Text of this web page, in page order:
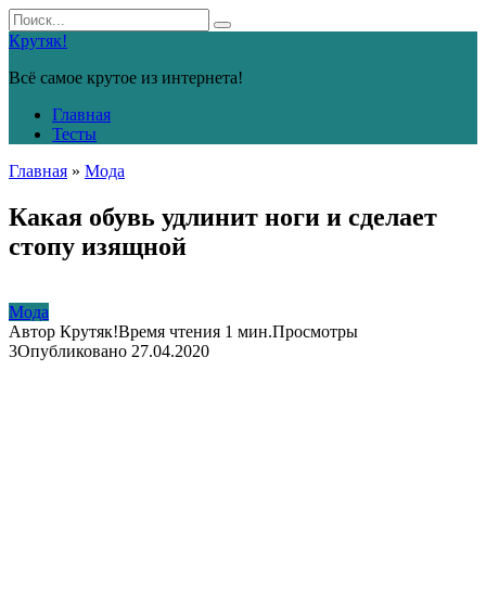
Перейти
к
контенту
Search
for:
Крутяк!
Всё самое крутое из интернета!
Главная
Тесты
Главная » Мода
Какая обувь удлинит ноги и сделает
стопу изящной
Мода
Автор Крутяк!Время чтения 1 мин.Просмотры
3Опубликовано 27.04.2020